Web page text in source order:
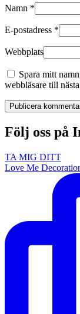
Namn *
E-postadress *
Webbplats
Spara mitt
webbläsare till
Publicera
Följ oss på
TA MIG DITT
Love Me